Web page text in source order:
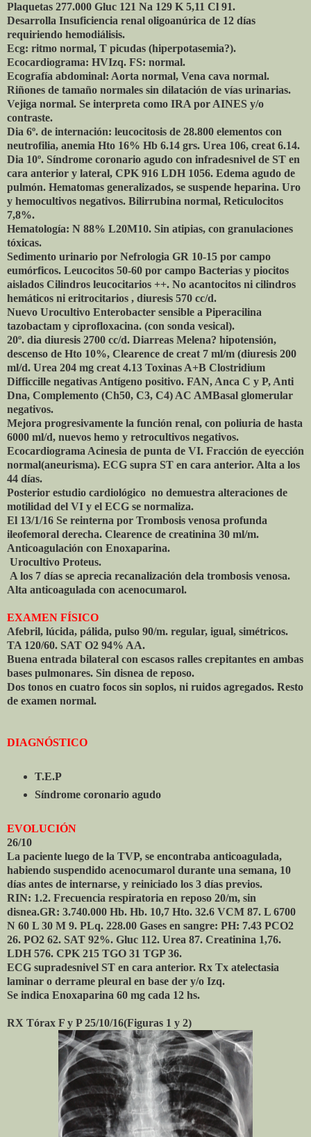
Plaquetas 277.000 Gluc 121 Na 129 K 5,11 Cl 91.
Desarrolla Insuficiencia renal oligoanúrica de 12 días
requiriendo hemodiálisis.
Ecg: ritmo normal, T picudas (hiperpotasemia?).
Ecocardiograma: HVIzq. FS: normal.
Ecografía abdominal: Aorta normal, Vena cava normal.
Riñones de tamaño normales sin dilatación de vías urinarias.
Vejiga normal. Se interpreta como IRA por AINES y/o
contraste.
Dia 6º. de internación: leucocitosis de 28.800 elementos con
neutrofilia, anemia Hto 16% Hb 6.14 grs. Urea 106, creat 6.14.
Dia 10º. Síndrome coronario agudo con infradesnivel de ST en
cara anterior y lateral, CPK 916 LDH 1056. Edema agudo de
pulmón. Hematomas generalizados, se suspende heparina. Uro
y hemocultivos negativos. Bilirrubina normal, Reticulocitos
7,8%.
Hematología: N 88% L20M10. Sin atipias, con granulaciones
tóxicas.
Sedimento urinario por Nefrologia GR 10-15 por campo
eumórficos. Leucocitos 50-60 por campo Bacterias y piocitos
aislados Cilindros leucocitarios ++. No acantocitos ni cilindros
hemáticos ni eritrocitarios , diuresis 570 cc/d.
Nuevo Urocultivo Enterobacter sensible a Piperacilina
tazobactam y ciprofloxacina. (con sonda vesical).
20º. dia diuresis 2700 cc/d. Diarreas Melena? hipotensión,
descenso de Hto 10%, Clearence de creat 7 ml/m (diuresis 200
ml/d. Urea 204 mg creat 4.13 Toxinas A+B Clostridium
Difficcille negativas Antígeno positivo. FAN, Anca C y P, Anti
Dna, Complemento (Ch50, C3, C4) AC AMBasal glomerular
negativos.
Mejora progresivamente la función renal, con poliuria de hasta
6000 ml/d, nuevos hemo y retrocultivos negativos.
Ecocardiograma Acinesia de punta de VI. Fracción de eyección
normal(aneurisma). ECG supra ST en cara anterior. Alta a los
44 días.
Posterior estudio cardiológico no demuestra alteraciones de
motilidad del VI y el ECG se normaliza.
El 13/1/16 Se reinterna por Trombosis venosa profunda
ileofemoral derecha. Clearence de creatinina 30 ml/m.
Anticoagulación con Enoxaparina.
Urocultivo Proteus.
A los 7 días se aprecia recanalización dela trombosis venosa.
Alta anticoagulada con acenocumarol.
EXAMEN FÍSICO
Afebril, lúcida, pálida, pulso 90/m. regular, igual, simétricos.
TA 120/60. SAT O2 94% AA.
Buena entrada bilateral con escasos ralles crepitantes en ambas
bases pulmonares. Sin disnea de reposo.
Dos tonos en cuatro focos sin soplos, ni ruidos agregados. Resto
de examen normal.
DIAGNÓSTICO
T.E.P
Síndrome coronario agudo
EVOLUCIÓN
26/10
La paciente luego de la TVP, se encontraba anticoagulada,
habiendo suspendido acenocumarol durante una semana, 10
días antes de internarse, y reiniciado los 3 días previos.
RIN: 1.2. Frecuencia respiratoria en reposo 20/m, sin
disnea.GR: 3.740.000 Hb. Hb. 10,7 Hto. 32.6 VCM 87. L 6700
N 60 L 30 M 9. PLq. 228.00 Gases en sangre: PH: 7.43 PCO2
26. PO2 62. SAT 92%. Gluc 112. Urea 87. Creatinina 1,76.
LDH 576. CPK 215 TGO 31 TGP 36.
ECG supradesnivel ST en cara anterior. Rx Tx atelectasia
laminar o derrame pleural en base der y/o Izq.
Se indica Enoxaparina 60 mg cada 12 hs.
RX Tórax F y P 25/10/16(Figuras 1 y 2)